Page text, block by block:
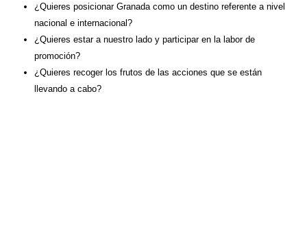
¿Quieres posicionar Granada como un destino referente a nivel
nacional e internacional?
¿Quieres estar a nuestro lado y participar en la labor de
promoción?
¿Quieres recoger los frutos de las acciones que se están
llevando a cabo?